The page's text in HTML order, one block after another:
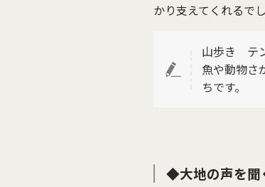
かり支えてくれるでし
山歩き テ
魚や動物
ちです。
◆大地の声を聞